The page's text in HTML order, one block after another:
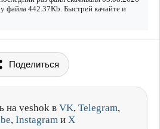
файла 442.37Kb. Быстрей качайте и
Поделиться
на veshok в VK, Telegram,
, Instagram и X